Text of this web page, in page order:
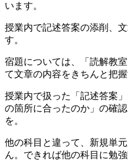
います。
授業内で記述答案の添削、
す。
宿題については、「読解教
て文章の内容をきちんと把
授業内で扱った「記述答案
の箇所に合ったのか」の確
を。
他の科目と違って、新規単
ん。できれば他の科目に勉